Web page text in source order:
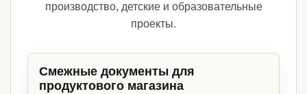
производство, детские и образовательные
проекты.
Смежные документы для
продуктового магазина